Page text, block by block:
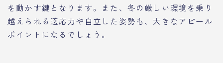
を動かす鍵となります。また、冬の厳しい環境を乗り
越えられる適応力や自立した姿勢も、大きなアピール
ポイントになるでしょう。